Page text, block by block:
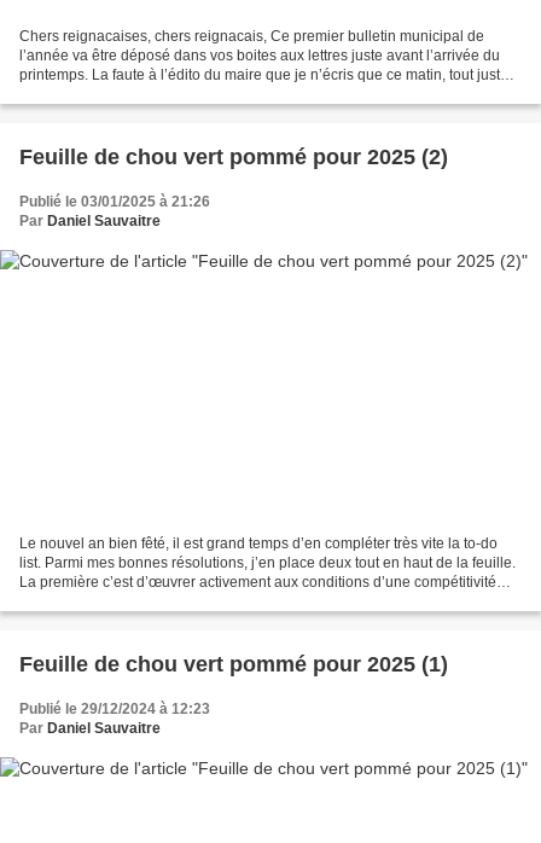
Chers reignacaises, chers reignacais, Ce premier bulletin municipal de
l’année va être déposé dans vos boites aux lettres juste avant l’arrivée du
printemps. La faute à l’édito du maire que je n’écris que ce matin, tout juste
Feuille de chou vert pommé pour 2025 (2)
Publié le 03/01/2025 à 21:26
Par Daniel Sauvaitre
Le nouvel an bien fêté, il est grand temps d’en compléter très vite la to-do
list. Parmi mes bonnes résolutions, j’en place deux tout en haut de la feuille.
La première c’est d’œuvrer activement aux conditions d’une compétitivité
Feuille de chou vert pommé pour 2025 (1)
Publié le 29/12/2024 à 12:23
Par Daniel Sauvaitre